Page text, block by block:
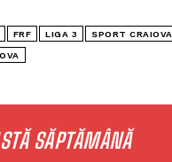
SĂPTĂMÂNĂ
FRF LIGA 3 SPORT CRAIOVA